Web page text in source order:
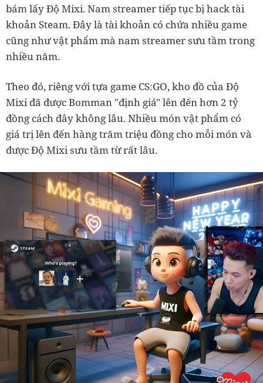
bám lấy Độ Mixi. Nam streamer tiếp tục bị hack tài
khoản Steam. Đây là tài khoản có chứa nhiều game
cũng như vật phẩm mà nam streamer sưu tầm trong
nhiều năm.
Theo đó, riêng với tựa game CS:GO, kho đồ của Độ
Mixi đã được Bomman "định giá" lên đến hơn 2 tỷ
đồng cách đây không lâu. Nhiều món vật phẩm có
giá trị lên đến hàng trăm triệu đồng cho mỗi món và
được Độ Mixi sưu tầm từ rất lâu.